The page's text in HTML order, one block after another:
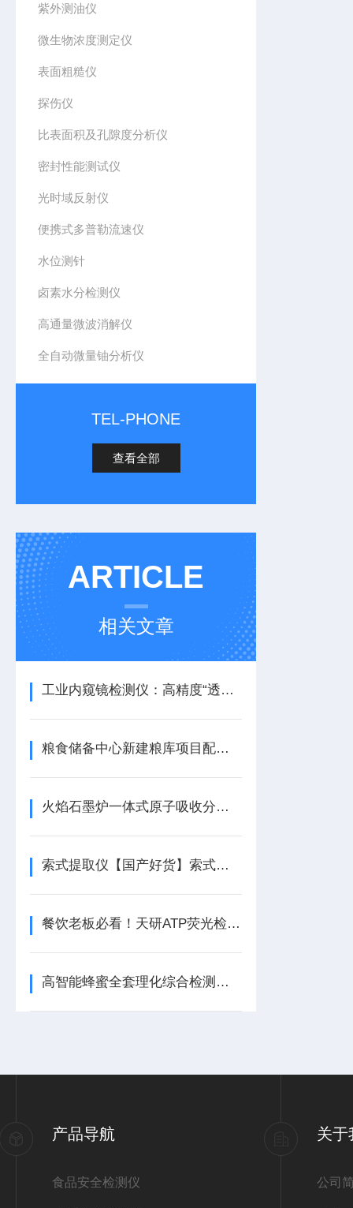
紫外测油仪
微生物浓度测定仪
表面粗糙仪
探伤仪
比表面积及孔隙度分析仪
密封性能测试仪
光时域反射仪
便携式多普勒流速仪
水位测针
卤素水分检测仪
高通量微波消解仪
全自动微量铀分析仪
TEL-PHONE
查看全部
ARTICLE
相关文章
工业内窥镜检测仪：高精度“透视眼”，解锁工业检测新精度
粮食储备中心新建粮库项目配套食品重金属检测仪器设备采购配置方案清单
火焰石墨炉一体式原子吸收分光光度计适用于快速筛查与常规检测
索式提取仪【国产好货】索式提取仪
餐饮老板必看！天研ATP荧光检测仪：你的后厨“照妖镜”
高智能蜂蜜全套理化综合检测仪【全网热销】高智能蜂蜜全套理化综合检测仪
产品导航
食品安全检测仪
关于
公司